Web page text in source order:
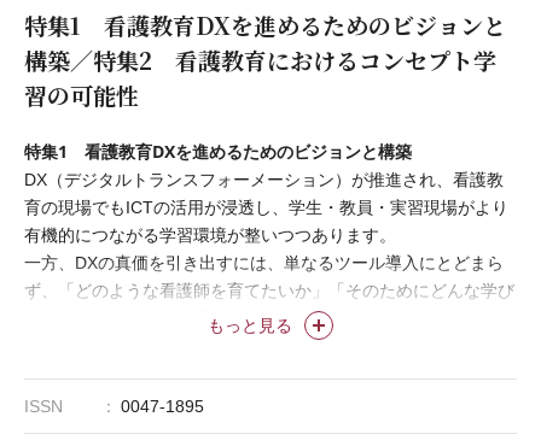
特集1 看護教育DXを進めるためのビジョンと
構築／特集2 看護教育におけるコンセプト学
習の可能性
もっと見る
特集1 看護教育DXを進めるためのビジョンと構築
DX（デジタルトランスフォーメーション）が推進され、看護教
育の現場でもICTの活用が浸透し、学生・教員・実習現場がより
有機的につながる学習環境が整いつつあります。
一方、DXの真価を引き出すには、単なるツール導入にとどまら
ず、「どのような看護師を育てたいか」「そのためにどんな学び
が必要か」といった教育の根幹に立ち返り、中心にいる学生1人1
人の成長を見つめる眼差しがより一層求められます。
の看護教育におけるビジョン構築について紹介します。新たなテ
クノロジーが学生の成長を支える確かな仕組みとなることを願
ISSN 0047-1895